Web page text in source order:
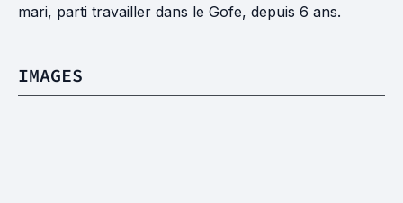
mari, parti travailler dans le Gofe, depuis 6 ans.
IMAGES